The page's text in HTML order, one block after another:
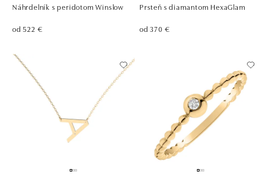
Náhrdelník s peridotom Winslow
od 522 €
Prsteň s diamantom HexaGlam
od 370 €